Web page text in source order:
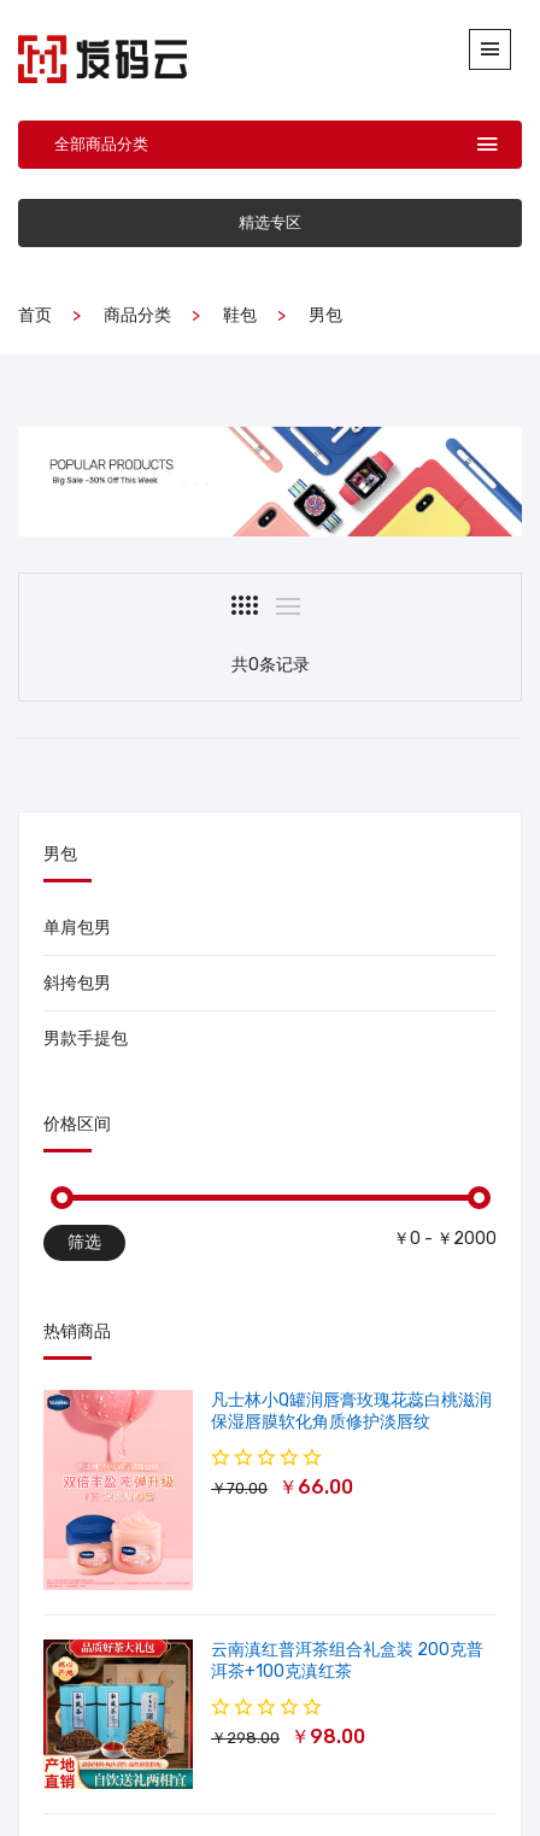
全部商品分类
精选专区
首页 商品分类 鞋包 男包
共0条记录
男包
单肩包男
斜挎包男
男款手提包
价格区间
筛选 ￥0 - ￥2000
热销商品
凡士林小Q罐润唇膏玫瑰花蕊白桃滋润
保湿唇膜软化角质修护淡唇纹
￥70.00 ￥66.00
云南滇红普洱茶组合礼盒装 200克普
洱茶+100克滇红茶
￥298.00 ￥98.00